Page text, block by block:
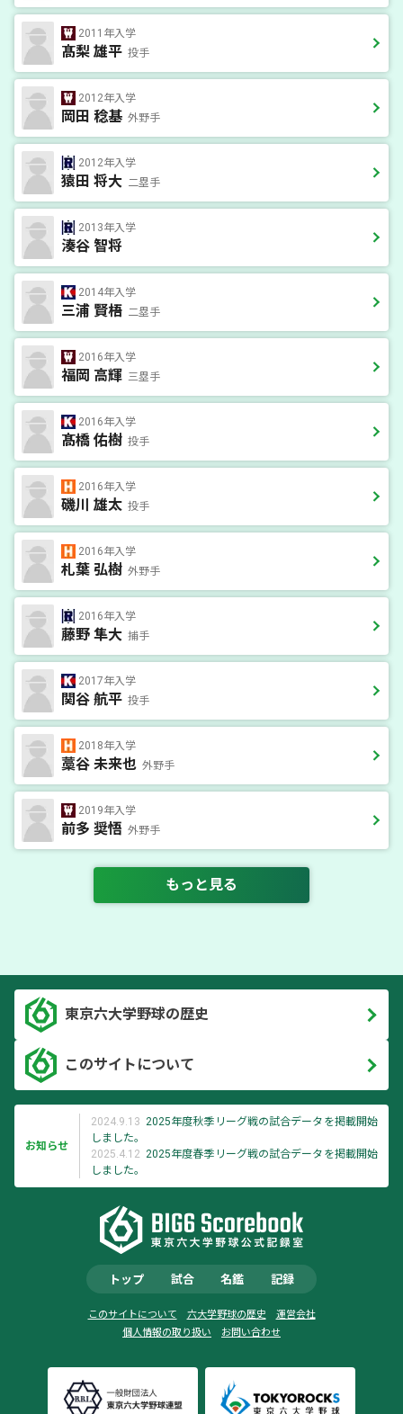
2011年入学
髙梨 雄平 投手
2012年入学
岡田 稔基 外野手
2012年入学
猿田 将大 二塁手
2013年入学
湊谷 智将
2014年入学
三浦 賢梧 二塁手
2016年入学
福岡 高輝 三塁手
2016年入学
髙橋 佑樹 投手
2016年入学
磯川 雄太 投手
2016年入学
札葉 弘樹 外野手
2016年入学
藤野 隼大 捕手
2017年入学
関谷 航平 投手
2018年入学
藁谷 未来也 外野手
2019年入学
前多 奨悟 外野手
もっと見る
東京六大学野球の歴史
このサイトについて
お知らせ
2024.9.13 2025年度秋季リーグ戦の試合データを掲載開始
しました。
2025.4.12 2025年度春季リーグ戦の試合データを掲載開始
しました。
トップ 試合 名鑑 記録
このサイトについて 六大学野球の歴史
運営会社
個人情報の取り扱い
お問い合わせ